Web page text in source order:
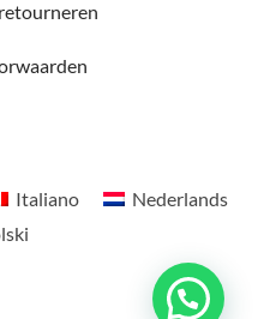
Italiano
Nederlands